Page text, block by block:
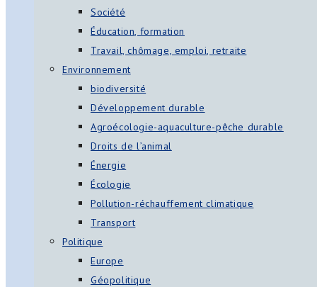
Société
Éducation, formation
Travail, chômage, emploi, retraite
Environnement
biodiversité
Développement durable
Agroécologie-aquaculture-pêche durable
Droits de l’animal
Énergie
Écologie
Pollution-réchauffement climatique
Transport
Politique
Europe
Géopolitique